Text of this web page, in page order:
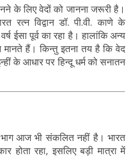
के लिए वेदों को जानना जरूरी है।
रत्न विद्वान डॉ. पी.वी. काणे के
ईसा पूर्व का रहा है। हालांकि अन्य
मानते हैं। किन्तु इतना तय है कि वेद
के आधार पर हिन्दू धर्म को सनातन
भाग आज भी संकलित नहीं है। भारत
रहा, इसलिए बड़ी मात्रा में